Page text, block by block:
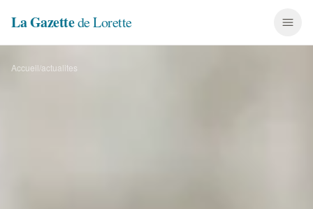
La Gazettede Lorette
Accueil/actualites